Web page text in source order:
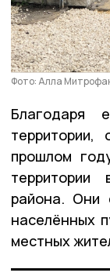
Фото: Алла
Благодаря
территории,
прошлом
района. Они
населённых
местных